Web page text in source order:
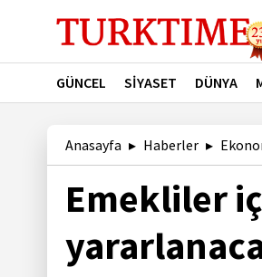
GÜNCEL SİYASET DÜNYA
Anasayfa Haberler
Emekliler